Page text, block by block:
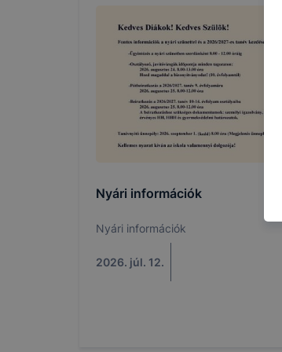
Nyári információk
Nyári információk
2026. júl. 12.